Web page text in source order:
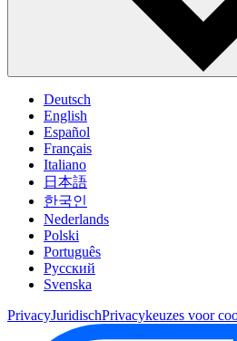
Deutsch
English
Español
Français
Italiano
日本語
한국인
Nederlands
Polski
Português
Pусский
Svenska
PrivacyJuridischPrivacykeuzes voor